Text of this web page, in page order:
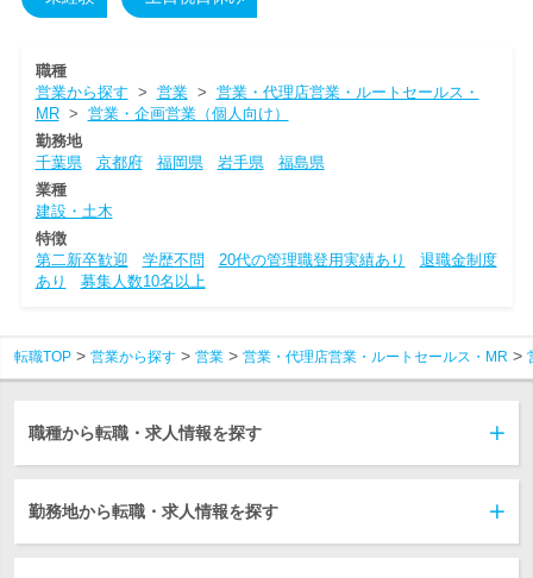
職種
営業から探す > 営業> 営業・代理店営業・ルートセールス・
MR> 営業・企画営業（個人向け）
勤務地
千葉県
京都府 福岡県 岩手県
福島県
業種
建設・土木
特徴
第二新卒歓迎
学歴不問 20代の管理職登用実績あり
退職金制度
あり
募集人数10名以上
転職TOP 営業から探す 営業 営業・代理店営業・ルートセールス・MR
職種から転職・求人情報を探す
勤務地から転職・求人情報を探す